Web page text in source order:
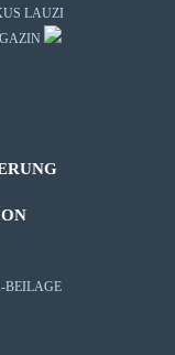
LAUZI
BEILAGE